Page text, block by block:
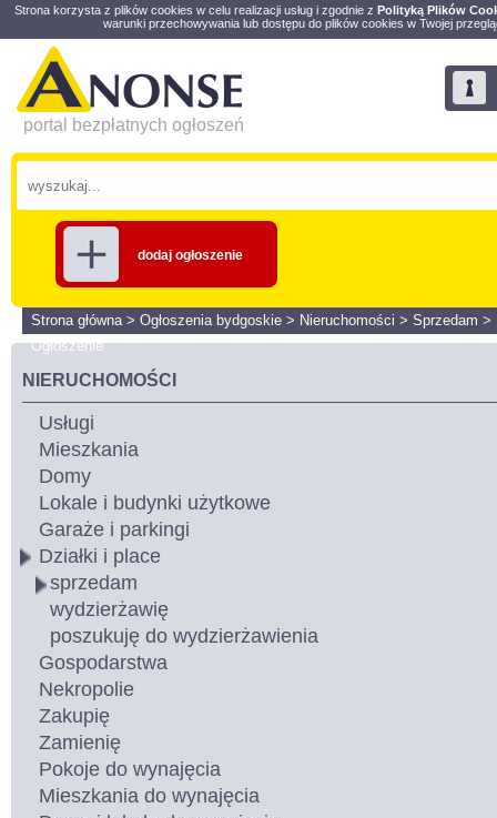
Strona korzysta z plików cookies w celu realizacji usług i zgodnie z Polityką Plików
warunki przechowywania lub dostępu do plików cookies w Twojej
portal bezpłatnych ogłoszeń
dodaj ogłoszenie
Strona główna> Ogłoszenia bydgoskie > Nieruchomości > Sprzedam >
Ogłoszenie
NIERUCHOMOŚCI
Usługi
Mieszkania
Domy
Lokale i budynki użytkowe
Garaże i parkingi
Działki i place
sprzedam
wydzierżawię
poszukuję do wydzierżawienia
Gospodarstwa
Nekropolie
Zakupię
Zamienię
Pokoje do wynajęcia
Mieszkania do wynajęcia